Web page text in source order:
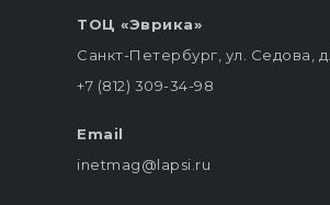
ТОЦ «Эврика»
Санкт-Петербург, ул. Седова, д.
+7 (812) 309-34-98
Email
inetmag@lapsi.ru